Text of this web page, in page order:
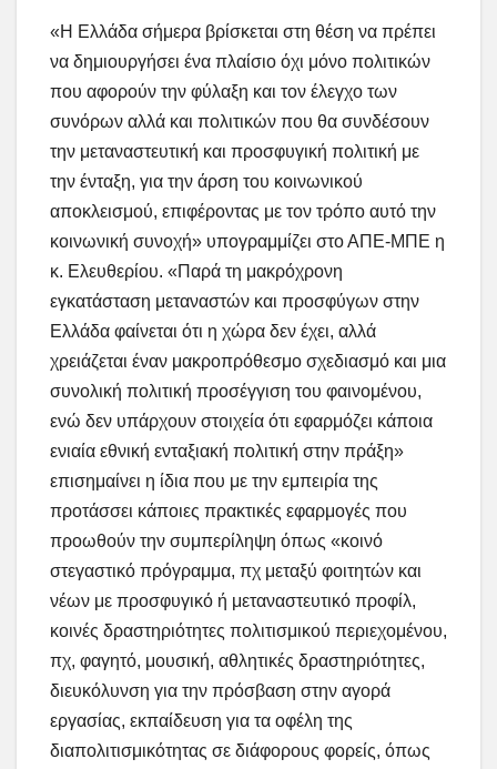
«Η Ελλάδα σήμερα βρίσκεται στη θέση να πρέπει
να δημιουργήσει ένα πλαίσιο όχι μόνο πολιτικών
που αφορούν την φύλαξη και τον έλεγχο των
συνόρων αλλά και πολιτικών που θα συνδέσουν
την μεταναστευτική και προσφυγική πολιτική με
την ένταξη, για την άρση του κοινωνικού
αποκλεισμού, επιφέροντας με τον τρόπο αυτό την
κοινωνική συνοχή» υπογραμμίζει στο ΑΠΕ-ΜΠΕ η
κ. Ελευθερίου. «Παρά τη μακρόχρονη
εγκατάσταση μεταναστών και προσφύγων στην
Ελλάδα φαίνεται ότι η χώρα δεν έχει, αλλά
χρειάζεται έναν μακροπρόθεσμο σχεδιασμό και μια
συνολική πολιτική προσέγγιση του φαινομένου,
ενώ δεν υπάρχουν στοιχεία ότι εφαρμόζει κάποια
ενιαία εθνική ενταξιακή πολιτική στην πράξη»
επισημαίνει η ίδια που με την εμπειρία της
προτάσσει κάποιες πρακτικές εφαρμογές που
προωθούν την συμπερίληψη όπως «κοινό
στεγαστικό πρόγραμμα, πχ μεταξύ φοιτητών και
νέων με προσφυγικό ή μεταναστευτικό προφίλ,
κοινές δραστηριότητες πολιτισμικού περιεχομένου,
πχ, φαγητό, μουσική, αθλητικές δραστηριότητες,
διευκόλυνση για την πρόσβαση στην αγορά
εργασίας, εκπαίδευση για τα οφέλη της
διαπολιτισμικότητας σε διάφορους φορείς, όπως